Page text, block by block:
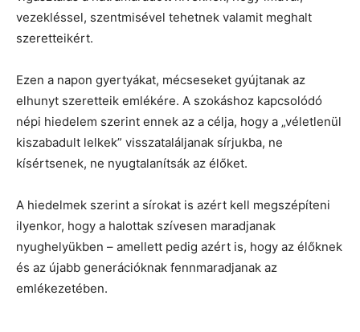
vezekléssel, szentmisével tehetnek valamit meghalt
szeretteikért.
Ezen a napon gyertyákat, mécseseket gyújtanak az
elhunyt szeretteik emlékére. A szokáshoz kapcsolódó
népi hiedelem szerint ennek az a célja, hogy a „véletlenül
kiszabadult lelkek” visszataláljanak sírjukba, ne
kísértsenek, ne nyugtalanítsák az élőket.
A hiedelmek szerint a sírokat is azért kell megszépíteni
ilyenkor, hogy a halottak szívesen maradjanak
nyughelyükben – amellett pedig azért is, hogy az élőknek
és az újabb generációknak fennmaradjanak az
emlékezetében.